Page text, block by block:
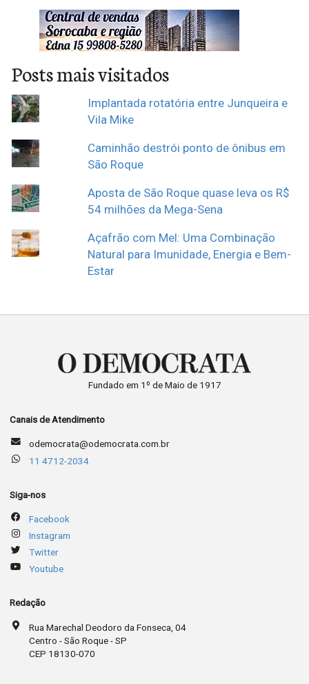
Posts mais visitados
Implantada rotatória entre Junqueira e
Vila Mike
Caminhão destrói ponto de ônibus em
São Roque
Aposta de São Roque quase leva os R$
54 milhões da Mega-Sena
Açafrão com Mel: Uma Combinação
Natural para Imunidade, Energia e Bem-
Estar
Fundado em 1º de Maio de 1917
Canais de Atendimento
odemocrata@odemocrata.com.br
11 4712-2034
Siga-nos
Facebook
Instagram
Twitter
Youtube
Redação
Rua Marechal Deodoro da Fonseca, 04
Centro - São Roque - SP
CEP 18130-070